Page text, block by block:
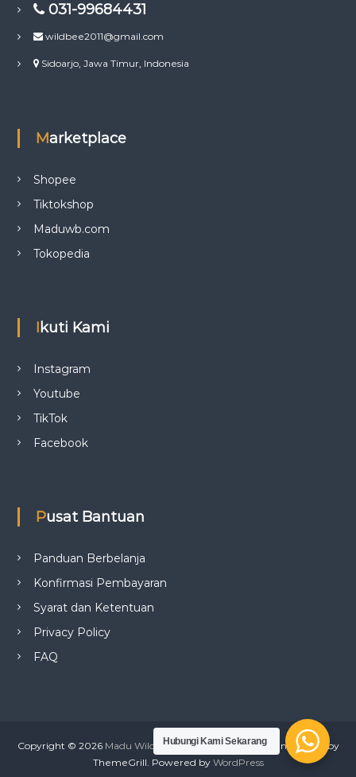
031-99684431
wildbee2011@gmail.com
Sidoarjo, Jawa Timur, Indonesia
Marketplace
Shopee
Tiktokshop
Maduwb.com
Tokopedia
Ikuti Kami
Instagram
Youtube
TikTok
Facebook
Pusat Bantuan
Panduan Berbelanja
Konfirmasi Pembayaran
Syarat dan Ketentuan
Privacy Policy
FAQ
Copyright © 2026 Madu Wild BeeAll rights reserved.Tema: Flash
by
ThemeGrill. Powered by WordPress
Hubungi Kami Sekarang